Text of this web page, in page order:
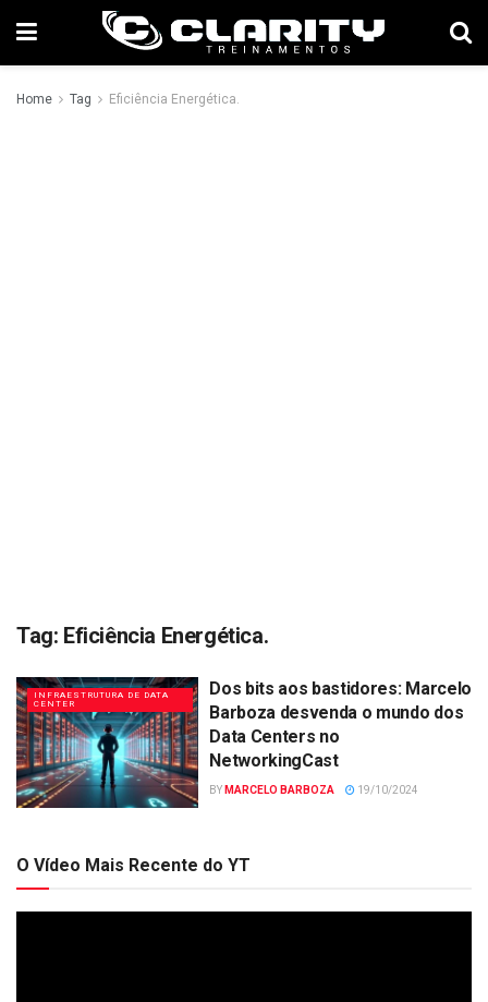
Home Tag Eficiência Energética.
Tag: Eficiência Energética.
INFRAESTRUTURA DE DATA
CENTER
Dos bits aos bastidores: Marcelo
Barboza desvenda o mundo dos
Data Centers no
NetworkingCast
BY MARCELO BARBOZA 19/10/2024
O Vídeo Mais Recente do YT